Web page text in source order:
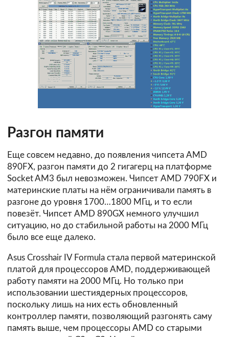
Разгон памяти
Еще совсем недавно, до появления чипсета AMD
890FX, разгон памяти до 2 гигагерц на платформе
Socket AM3 был невозможен. Чипсет AMD 790FX и
материнские платы на нём ограничивали память в
разгоне до уровня 1700…1800 МГц, и то если
повезёт. Чипсет AMD 890GX немного улучшил
ситуацию, но до стабильной работы на 2000 МГц
было все еще далеко.
Asus Crosshair IV Formula стала первой материнской
платой для процессоров AMD, поддерживающей
работу памяти на 2000 МГц. Но только при
использовании шестиядерных процессоров,
поскольку лишь на них есть обновленный
контроллер памяти, позволяющий разгонять саму
память выше, чем процессоры AMD со старыми